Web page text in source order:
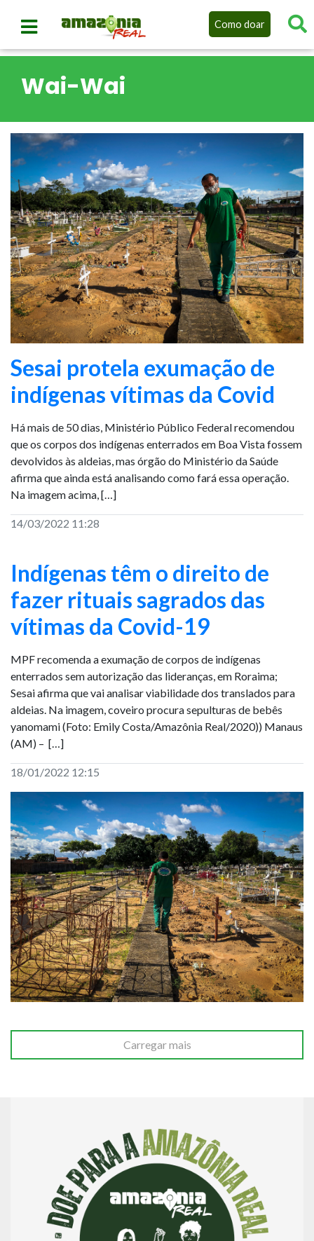
Como doar
Wai-Wai
Sesai protela exumação de
indígenas vítimas da Covid
Há mais de 50 dias, Ministério Público Federal recomendou
que os corpos dos indígenas enterrados em Boa Vista fossem
devolvidos às aldeias, mas órgão do Ministério da Saúde
afirma que ainda está analisando como fará essa operação.
Na imagem acima, […]
14/03/2022 11:28
Indígenas têm o direito de
fazer rituais sagrados das
vítimas da Covid-19
MPF recomenda a exumação de corpos de indígenas
enterrados sem autorização das lideranças, em Roraima;
Sesai afirma que vai analisar viabilidade dos translados para
aldeias. Na imagem, coveiro procura sepulturas de bebês
yanomami (Foto: Emily Costa/Amazônia Real/2020)) Manaus
(AM) – […]
18/01/2022 12:15
Carregar mais